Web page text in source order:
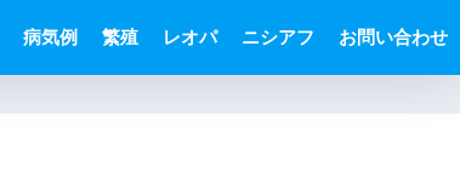
病気例 繁殖 レオパ ニシアフ お問い合わせ